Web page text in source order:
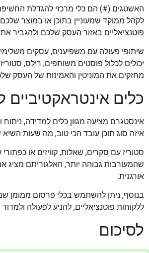
האשטגים (#) הם כלי מרכזי להגדלת
לקהל ממוקד שמעוניין בתוכן או במוצר
פוטנציאליים באזור העסק שלכם ולהגביר
שיתופי פעולה עם משפיענים, עסקים
יכולים לכלול פוסטים משותפים, רילס,
מחזקים את המוניטין והאמינות של העסק
כלים
אינסטגרם מציעה מגוון כלים למדידה,
איזה סוג תוכן עובד הכי טוב, מה שעות
סטוריז עם סקרים, שאלות, קוויזים או
שהמעורבות גבוהה יותר, האלגוריתם
אורגנית.
בנוסף, ניתן להשתמש בכלי פרסום ממומן
ללקוחות פוטנציאליים, להניע לפעולה
לסיכום